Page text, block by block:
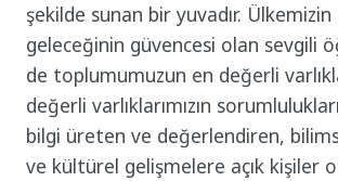
şekilde sunan bir yuvadır. Ülkemizin
geleceğinin güvencesi olan sevgili
de toplumumuzun en değerli
değerli varlıklarımızın
bilgi üreten ve değerlendiren,
ve kültürel gelişmelere açık kişiler